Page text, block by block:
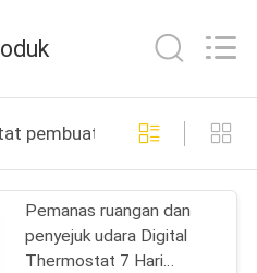
pembuatan online
Pemanas ruangan dan
penyejuk udara Digital
Thermostat 7 Hari